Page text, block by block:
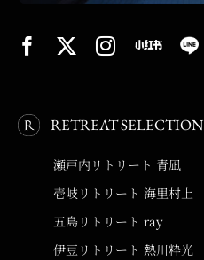
RETREAT SELECTION
瀬戸内リトリート 青凪
壱岐リトリート 海里村上
五島リトリート ray
伊豆リトリート 熱川粋光